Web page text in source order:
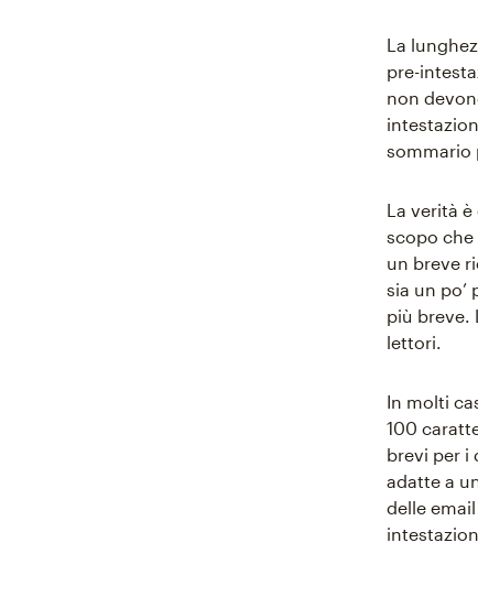
La
pre-
non
sommario
La verità
scopo
un breve
sia un po’
più breve.
lettori.
In molti
100
brevi per i
adatte a
delle